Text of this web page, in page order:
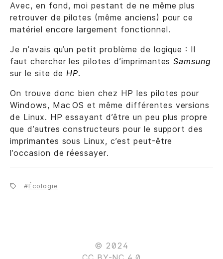
Avec, en fond, moi pestant de ne même plus
retrouver de pilotes (même anciens) pour ce
matériel encore largement fonctionnel.
Je n’avais qu’un petit problème de logique : Il
faut chercher les pilotes d’imprimantesSamsung
sur le site deHP.
On trouve donc bien chez HP les pilotes pour
Windows, Mac OS et même différentes versions
de Linux. HP essayant d’être un peu plus propre
que d’autres constructeurs pour le support des
imprimantes sous Linux, c’est peut-être
l’occasion de réessayer.
Écologie
© 2024